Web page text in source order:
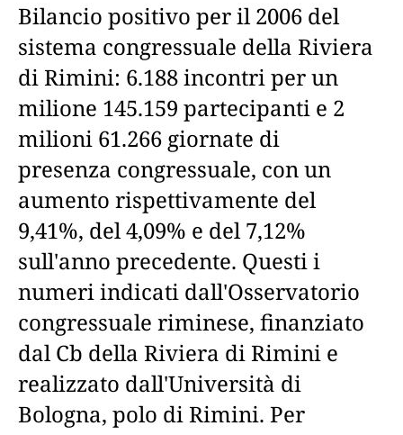
Bilancio positivo per il 2006 del
sistema congressuale della Riviera
di Rimini: 6.188 incontri per un
milione 145.159 partecipanti e 2
milioni 61.266 giornate di
presenza congressuale, con un
aumento rispettivamente del
9,41%, del 4,09% e del 7,12%
sull'anno precedente. Questi i
numeri indicati dall'Osservatorio
congressuale riminese, finanziato
dal Cb della Riviera di Rimini e
realizzato dall'Università di
Bologna, polo di Rimini. Per